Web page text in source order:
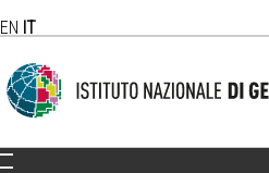
EN IT